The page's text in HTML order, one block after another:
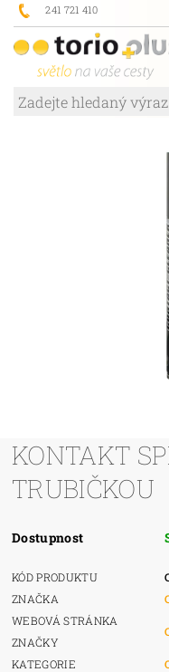
241 721 410
KONTAKT
TRUBIČKOU
Dostupnost
KÓD PRODUKTU
ZNAČKA
WEBOVÁ STRÁNKA
ZNAČKY
KATEGORIE